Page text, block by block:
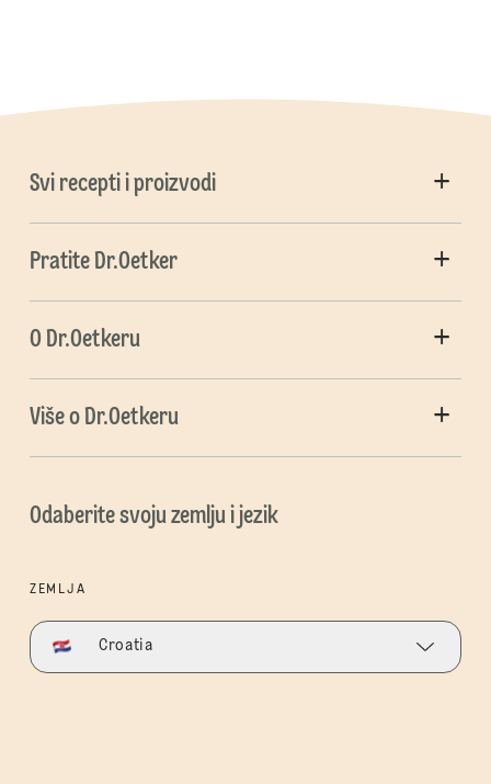
Svi recepti i proizvodi
Pratite Dr.Oetker
O Dr.Oetkeru
Više o Dr.Oetkeru
Odaberite svoju zemlju i jezik
ZEMLJA
Croatia